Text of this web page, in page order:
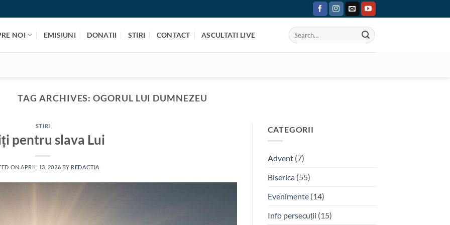
NOI EMISIUNI DONATII STIRI CONTACT ASCULTATI LIVE
TAG ARCHIVES:OGORUL LUI DUMNEZEU
STIRI
pentru slava Lui
ONAPRIL 13, 2026 BY REDACTIA
CATEGORII
Advent(7)
Biserica(55)
Evenimente(14)
Info persecuții (15)